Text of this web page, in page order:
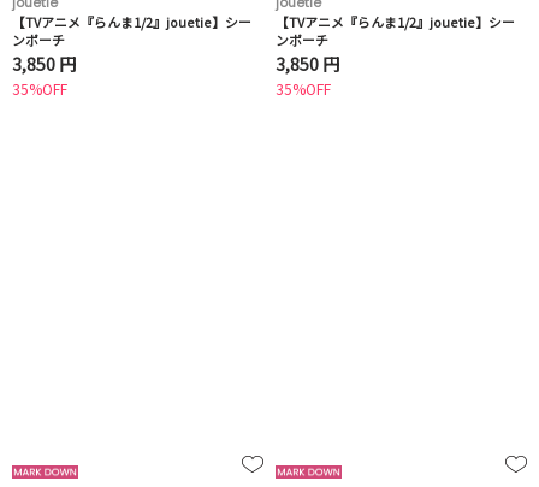
【TVアニメ『らんま1/2』jouetie】シー
ンポーチ
3,850 円
35%OFF
【TVアニメ『らんま1/2』jouetie】シー
ンポーチ
3,850 円
35%OFF